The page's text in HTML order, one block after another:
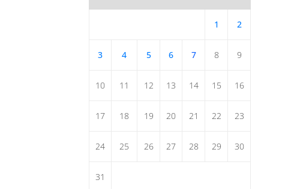
1 2
3 4 5 6 7 8 9
10 11 12 13 14 15 16
17 18 19 20 21 22 23
24 25 26 27 28 29 30
31